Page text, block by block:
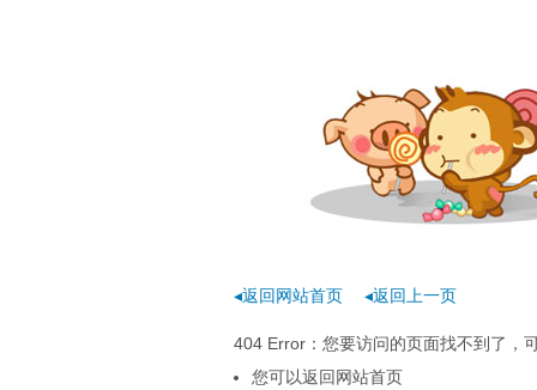
◂返回网站首页 ◂返回上一页
404 Error：您要访问的页面找不到了，
您可以返回网站首页